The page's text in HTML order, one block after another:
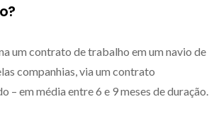
um contrato de trabalho em um navio de
companhias, via um contrato
em média entre 6 e 9 meses de duração.